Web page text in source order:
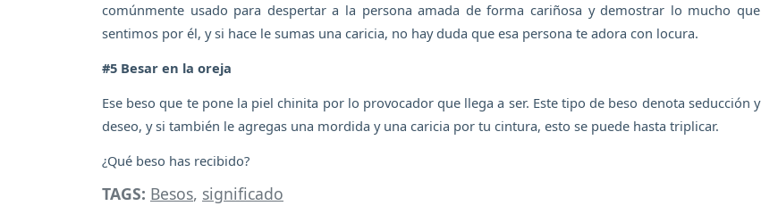
comúnmente usado para despertar a la persona amada de forma cariñosa y demostrar lo mucho que
sentimos por él, y si hace le sumas una caricia, no hay duda que esa persona te adora con locura.
#5 Besar en la oreja
Ese beso que te pone la piel chinita por lo provocador que llega a ser. Este tipo de beso denota seducción y
deseo, y si también le agregas una mordida y una caricia por tu cintura, esto se puede hasta triplicar.
¿Qué beso has recibido?
TAGS: Besos, significado